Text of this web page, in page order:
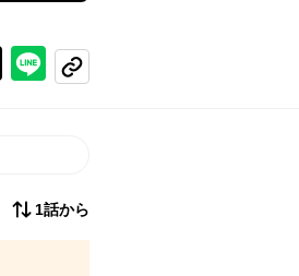
Xで投稿するラインでシェアする
コピーする
1話から